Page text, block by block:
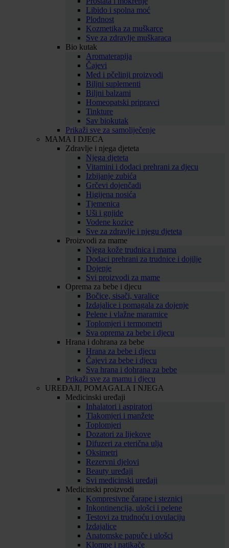
Libido i spolna moć
Plodnost
Kozmetika za muškarce
Sve za zdravlje muškaraca
Bio kutak
Aromaterapija
Čajevi
Med i pčelinji proizvodi
Biljni suplementi
Biljni balzami
Homeopatski pripravci
Tinkture
Sav biokutak
Prikaži sve za samoliječenje
MAMA I DJECA
Zdravlje i njega djeteta
Njega djeteta
Vitamini i dodaci prehrani za djecu
Izbijanje zubića
Grčevi dojenčadi
Higijena nosića
Tjemenica
Uši i gnjide
Vodene kozice
Sve za zdravlje i njegu djeteta
Proizvodi za mame
Njega kože trudnica i mama
Dodaci prehrani za trudnice i dojilje
Dojenje
Svi proizvodi za mame
Oprema za bebe i djecu
Bočice, sisači, varalice
Izdajalice i pomagala za dojenje
Pelene i vlažne maramice
Toplomjeri i termometri
Sva oprema za bebe i djecu
Hrana i dohrana za bebe
Hrana za bebe i djecu
Čajevi za bebe i djecu
Sva hrana i dohrana za bebe
Prikaži sve za mamu i djecu
UREĐAJI, POMAGALA I NJEGA
Medicinski uređaji
Inhalatori i aspiratori
Tlakomjeri i manžete
Toplomjeri
Dozatori za lijekove
Difuzeri za eterična ulja
Oksimetri
Rezervni djelovi
Beauty uređaji
Svi medicinski uređaji
Medicinski proizvodi
Kompresivne čarape i steznici
Inkontinencija, ulošci i pelene
Testovi za trudnoću i ovulaciju
Izdajalice
Anatomske papuče i ulošci
Klompe i natikače